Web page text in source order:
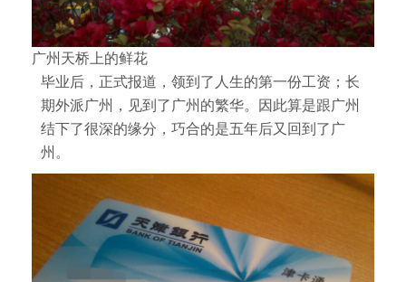
广州天桥上的鲜花
毕业后，正式报道，领到了人生的第一份工资；长
期外派广州，见到了广州的繁华。因此算是跟广州
结下了很深的缘分，巧合的是五年后又回到了广
州。